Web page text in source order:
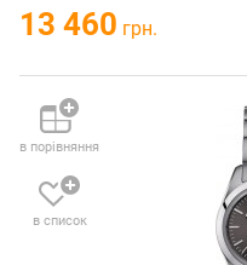
13 460 грн.
в порівняння
в список